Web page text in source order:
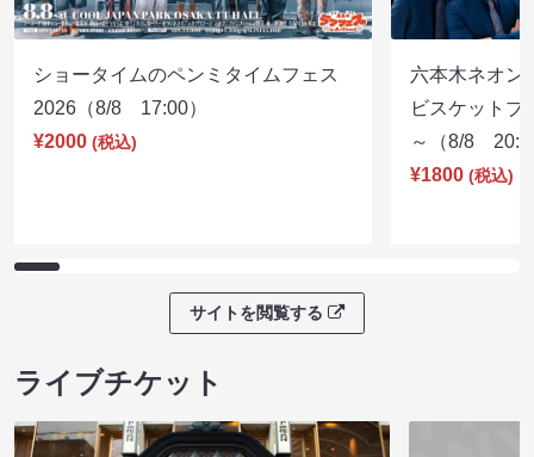
ショータイムのペンミタイムフェス
2026（8/8 17:00）
¥2000 (税込)
六本木ネオン
ビスケットブ
～（8/8
¥1800 (税込)
サイトを閲覧する
ライブチケット